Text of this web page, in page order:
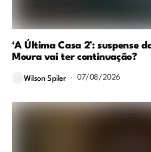
‘A Última Casa 2’: suspense
Moura vai ter continuação?
Wilson Spiler 07/08/2026